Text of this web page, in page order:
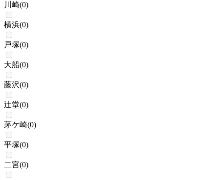
川崎(0)
横浜(0)
戸塚(0)
大船(0)
藤沢(0)
辻堂(0)
茅ケ崎(0)
平塚(0)
二宮(0)